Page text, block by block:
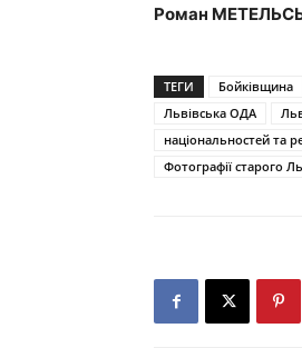
Роман
ТЕГИ Бойківщина
Львівська ОДА
національностей та
Фотографії старого